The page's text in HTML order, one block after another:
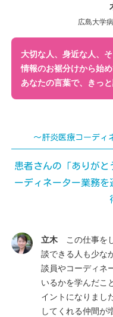
広島大学
大切な人、身近な人、
情報のお裾分けから始
あなたの言葉で、きっ
～肝炎医療コーディ
患者さんの「ありがと
ーディネーター業務
立木 この仕事を
談できる人も少な
談員やコーディネ
いるかを学んだこ
イントになりまし
してくれる仲間が